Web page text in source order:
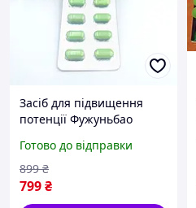
Засіб для підвищення
потенції Фужуньбао
12шт (Таблетки для
чоловіків щоб стояв)
Готово до відправки
799₴
899 ₴